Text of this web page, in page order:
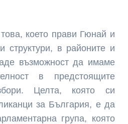
което прави Гюнай и
структури, в районите и
възможност да имаме
в предстоящите
Целта, която си
за България, е да
група, която